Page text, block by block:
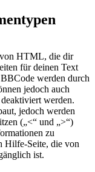
von HTML, die dir
für deinen Text
werden durch
jedoch auch
werden.
jedoch werden
(„<“ und „>“)
zu
Hilfe-Seite, die von
ist.